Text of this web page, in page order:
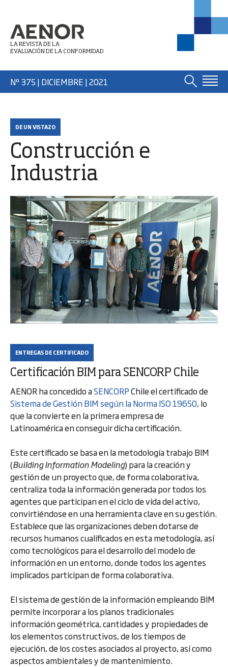
LA REVISTA DE LA
EVALUACIÓN DE LA CONFORMIDAD
Nº 375 | DICIEMBRE | 2021
DE UN VISTAZO
Construcción e
Industria
ENTREGAS DE CERTIFICADO
Certificación BIM para SENCORP Chile
AENOR ha concedido aSENCORPChile el certificado de
Sistema de Gestión BIM según la Norma ISO 19650, lo
que la convierte en la primera empresa de
Latinoamérica en conseguir dicha certificación.
Este certificado se basa en la metodología trabajo BIM
(Building Information Modeling) para la creación y
gestión de un proyecto que, de forma colaborativa,
centraliza toda la información generada por todos los
agentes que participan en el ciclo de vida del activo,
convirtiéndose en una herramienta clave en su gestión.
Establece que las organizaciones deben dotarse de
recursos humanos cualificados en esta metodología, así
como tecnológicos para el desarrollo del modelo de
información en un entorno, donde todos los agentes
implicados participan de forma colaborativa.
El sistema de gestión de la información empleando BIM
permite incorporar a los planos tradicionales
información geométrica, cantidades y propiedades de
los elementos constructivos, de los tiempos de
ejecución, de los costes asociados al proyecto, así como
aspectos ambientales y de mantenimiento.